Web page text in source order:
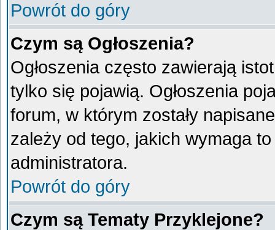
Powrót do góry
Czym są Ogłoszenia?
Ogłoszenia często zawierają
tylko się pojawią. Ogłoszenia
forum, w którym zostały
zależy od tego, jakich wymaga
administratora.
Powrót do góry
Czym są Tematy Przyklejone?